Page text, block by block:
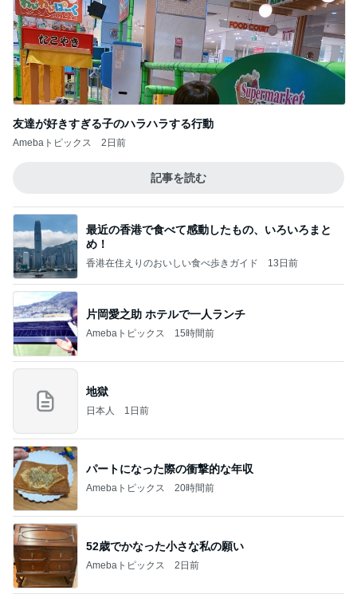
友達が好きすぎる子のハラハラする行動
Amebaトピックス 2日前
記事を読む
最近の香港で食べて感動したもの、いろいろまと
め！
香港在住えりのおいしい食べ歩きガイド 13日前
片岡愛之助 ホテルで一人ランチ
Amebaトピックス 15時間前
地獄
日本人 1日前
パートになった際の衝撃的な年収
Amebaトピックス 20時間前
52歳でかなった小さな私の願い
Amebaトピックス 2日前